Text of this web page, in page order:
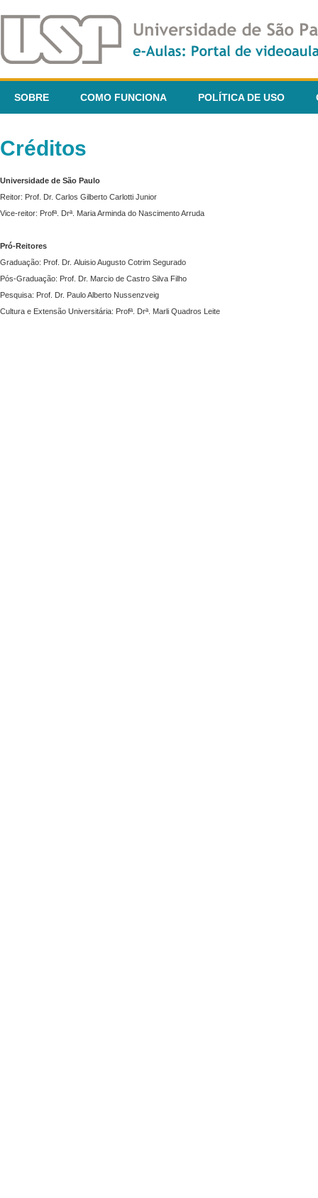
SOBRE COMO FUNCIONA POLÍTICA DE USO
Créditos
Universidade de São Paulo
Reitor: Prof. Dr. Carlos Gilberto Carlotti Junior
Vice-reitor: Profª. Drª. Maria Arminda do Nascimento Arruda
Pró-Reitores
Graduação: Prof. Dr. Aluisio Augusto Cotrim Segurado
Pós-Graduação: Prof. Dr. Marcio de Castro Silva Filho
Pesquisa: Prof. Dr. Paulo Alberto Nussenzveig
Cultura e Extensão Universitária: Profª. Drª. Marli Quadros Leite